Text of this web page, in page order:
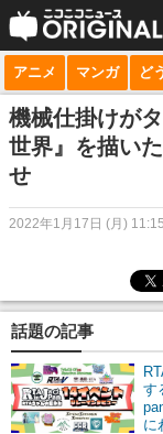
サービス一覧
niconico
動画
生放送
マンガ
ニコニコQ
アニメ マンガ ど
機械仕掛けが
世界』を描い
せ
2022年1月17日 (月) 11:15
話題の記事
す
に